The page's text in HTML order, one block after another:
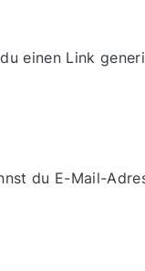
einen Link
du E-Mail-